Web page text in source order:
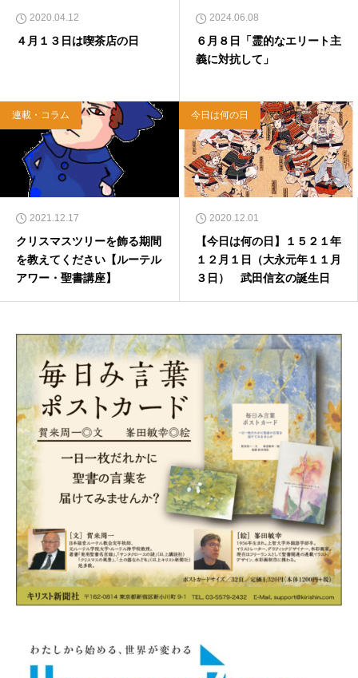
2020.04.12
４月１３日は喫茶店の日
2024.06.08
６月８日「霊的なエリート主
義に対抗して」
連載・コラム
2021.12.17
クリスマスツリーを飾る期間
を教えてください【ルーテル
アワー・聖書講座】
今日は何の日
2020.12.01
【今日は何の日】１５２１年
１２月１日（大永元年１１月
３日） 武田信玄の誕生日